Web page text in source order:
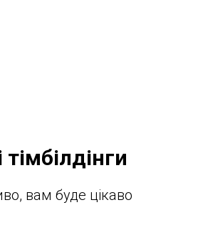
тімбілдінги
вам буде цікаво